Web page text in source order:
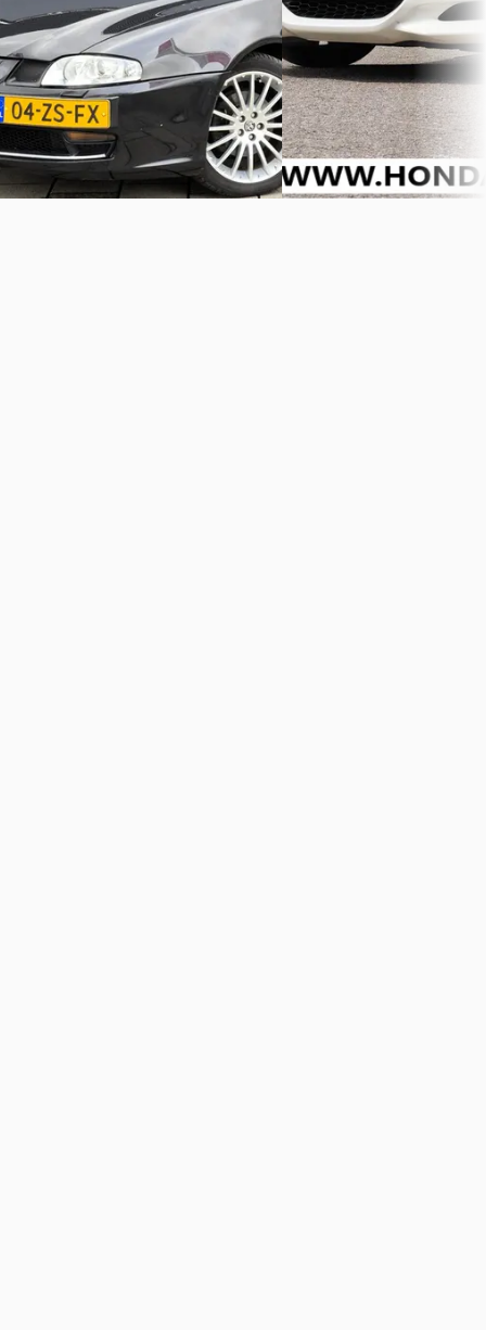
Bekijk aanbieding →
Vergelijk